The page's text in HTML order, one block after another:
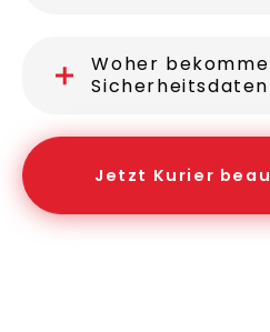
Woher
Jetzt Kurier